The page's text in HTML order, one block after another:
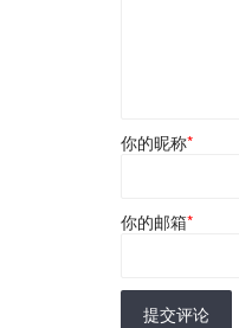
你的昵称*
你的邮箱*
提交评论